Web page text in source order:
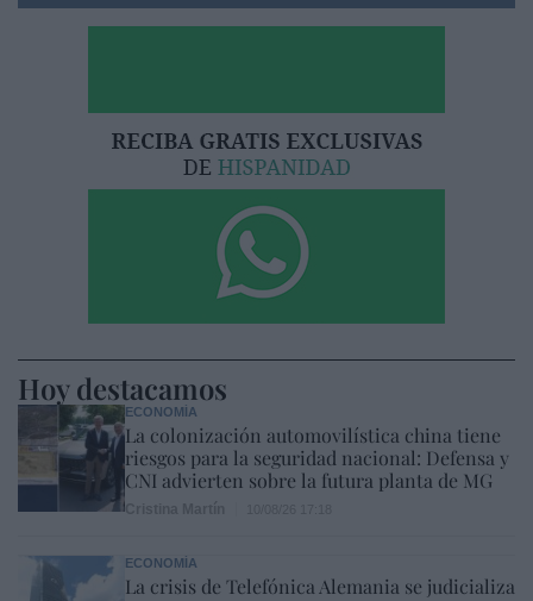
Hoy destacamos
ECONOMÍA
La colonización automovilística china tiene
riesgos para la seguridad nacional: Defensa y
CNI advierten sobre la futura planta de MG
ECONOMÍA
La crisis de Telefónica Alemania se judicializa